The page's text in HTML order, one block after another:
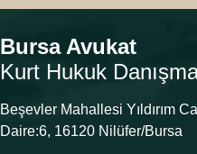
Bursa Avukat
Kurt Hukuk
Beşevler Mahallesi Yıldırım
Daire:6, 16120 Nilüfer/Bursa